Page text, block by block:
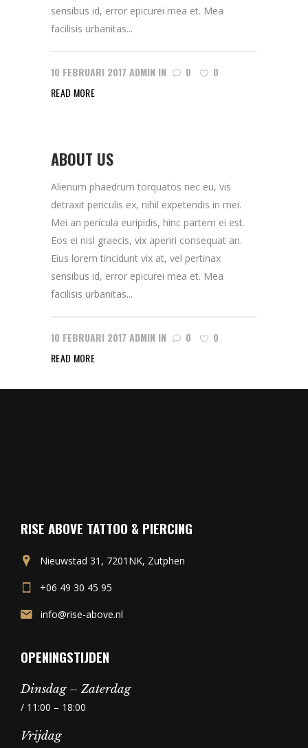
sensibus id, error epicurei mea et. Mea
facilisis urbanitas...
10 FEBRUARI 2017 ADMIN IN 0
0
READ MORE
ABOUT US
Alienum phaedrum torquatos nec eu, vis
detraxit periculis ex, nihil expetendis in mei.
Mei an pericula euripidis, hinc partem ei est.
Eos ei nisl graecis, vix aperiri consequat an.
Eius lorem tincidunt vix at, vel pertinax
sensibus id, error epicurei mea et. Mea
facilisis urbanitas...
10 FEBRUARI 2017 ADMIN IN 0
0
READ MORE
RISE ABOVE TATTOO & PIERCING
Nieuwstad 31, 7201NK, Zutphen
+06 49 30 45 95
info@rise-above.nl
OPENINGSTIJDEN
Dinsdag – Zaterdag
/ 11:00 – 18:00
Vrijdag